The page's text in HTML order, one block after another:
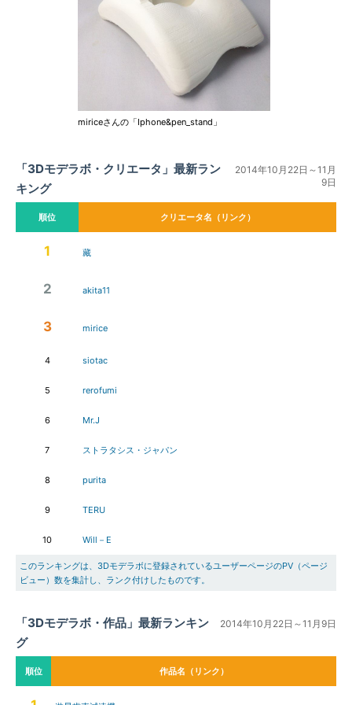
miriceさんの「Iphone&pen_stand」
「3Dモデラボ・クリエータ」最新ラン
キング
2014年10月22日～11月
9日
順位 クリエータ名（リンク）
1 藏
2 akita11
3 mirice
4 siotac
5 rerofumi
6 Mr.J
7 ストラタシス・ジャパン
8 purita
9 TERU
10 Will－E
このランキングは、3Dモデラボに登録されているユーザーページのPV（ページ
ビュー）数を集計し、ランク付けしたものです。
「3Dモデラボ・作品」最新ランキン
グ
2014年10月22日～11月9日
順位 作品名（リンク）